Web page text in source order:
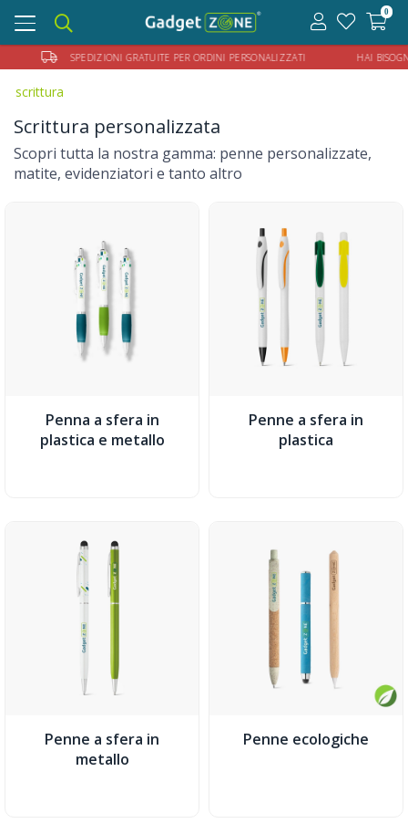
SPEDIZIONI GRATUITE PER ORDINI PERSONALIZZATI HAI BISOGNO
Toggle
navigation
0
scrittura
Scrittura personalizzata
Scopri tutta la nostra gamma: penne personalizzate,
matite, evidenziatori e tanto altro
Penna a sfera in
plastica e metallo
Penne a sfera in
plastica
Penne a sfera in
metallo
Penne ecologiche